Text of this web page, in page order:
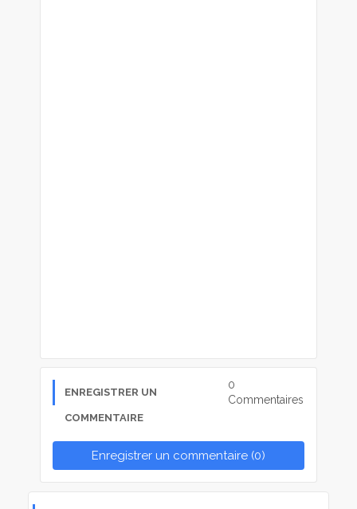
ENREGISTRER UN
COMMENTAIRE
0
Commentaires
Enregistrer un commentaire (0)